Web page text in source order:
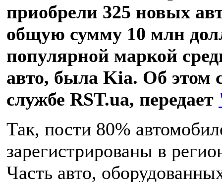
приобрели 325 новых
общую сумму 10 млн
популярной маркой
авто, была Kia. Об этом
службе RST.ua, передает
Так, пости 80%
зарегистрированы в
Часть авто,